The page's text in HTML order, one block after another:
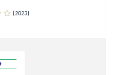
(2023)